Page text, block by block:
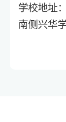
学校地址
南侧兴华